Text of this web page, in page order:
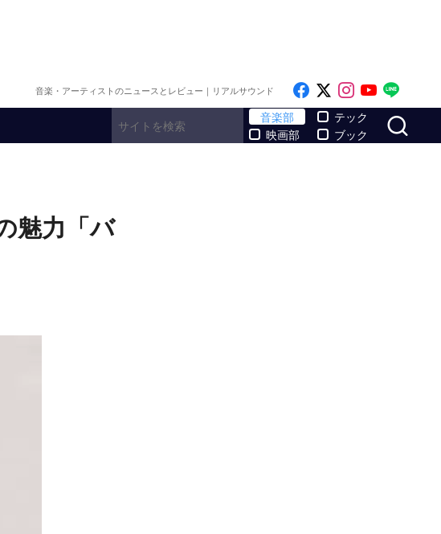
音楽・アーティストのニュースとレビュー｜リアルサウンド Like on Facebook
Follow on x
Follow on
Follow
音楽部
映画部
テック
ブック
魅力「バ